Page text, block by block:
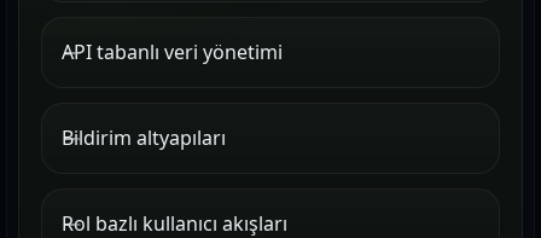
API tabanlı veri yönetimi
Bildirim altyapıları
Rol bazlı kullanıcı akışları